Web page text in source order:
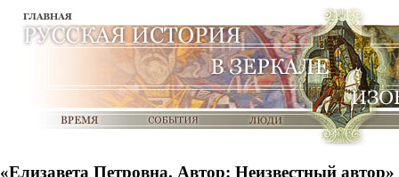
«Елизавета Петровна. Автор: Неизвестный автор»